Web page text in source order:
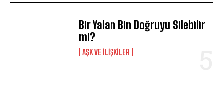
Bir Yalan Bin Doğruyu Silebilir
mi?
AŞK VE İLIŞKILER